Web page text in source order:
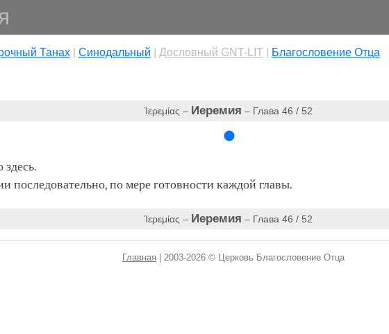
Танах| Cинодальный Дословный GNT-LIT| Благословение Отца
Ἱερεμίας – Иеремия – Глава 46 / 52
по мере готовности каждой главы.
Ἱερεμίας – Иеремия – Глава 46 / 52
Главная | 2003-2026 © Церковь Благословение Отца